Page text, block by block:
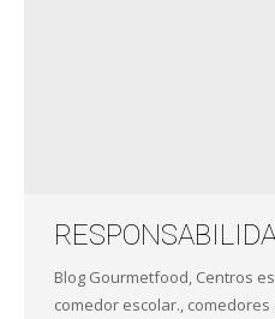
Blog Gourmetfood, Centros
comedor escolar., comedores